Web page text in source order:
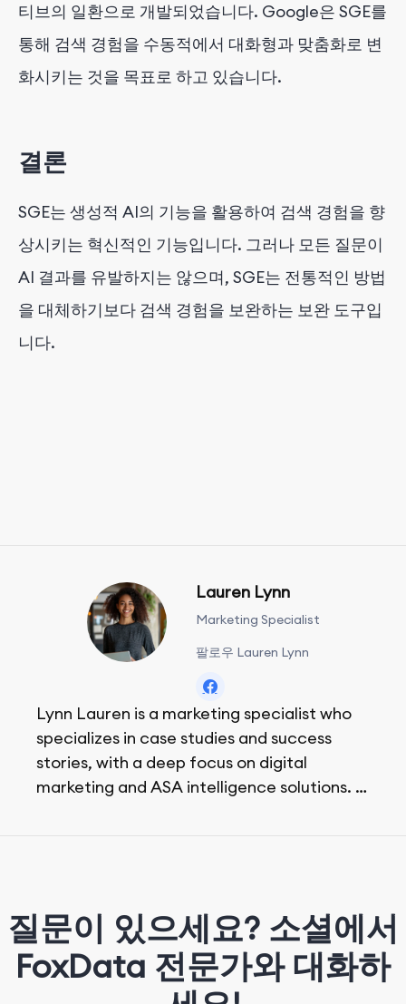
티브의 일환으로 개발되었습니다. Google은 SGE를
통해 검색 경험을 수동적에서 대화형과 맞춤화로 변
화시키는 것을 목표로 하고 있습니다.
결론
SGE는 생성적 AI의 기능을 활용하여 검색 경험을 향
상시키는 혁신적인 기능입니다. 그러나 모든 질문이
AI 결과를 유발하지는 않으며, SGE는 전통적인 방법
을 대체하기보다 검색 경험을 보완하는 보완 도구입
니다.
Lauren Lynn
Marketing Specialist
팔로우 Lauren Lynn
Lynn Lauren is a marketing specialist who
specializes in case studies and success
stories, with a deep focus on digital
marketing and ASA intelligence solutions.
질문이 있으세요? 소셜에서
FoxData 전문가와 대화하